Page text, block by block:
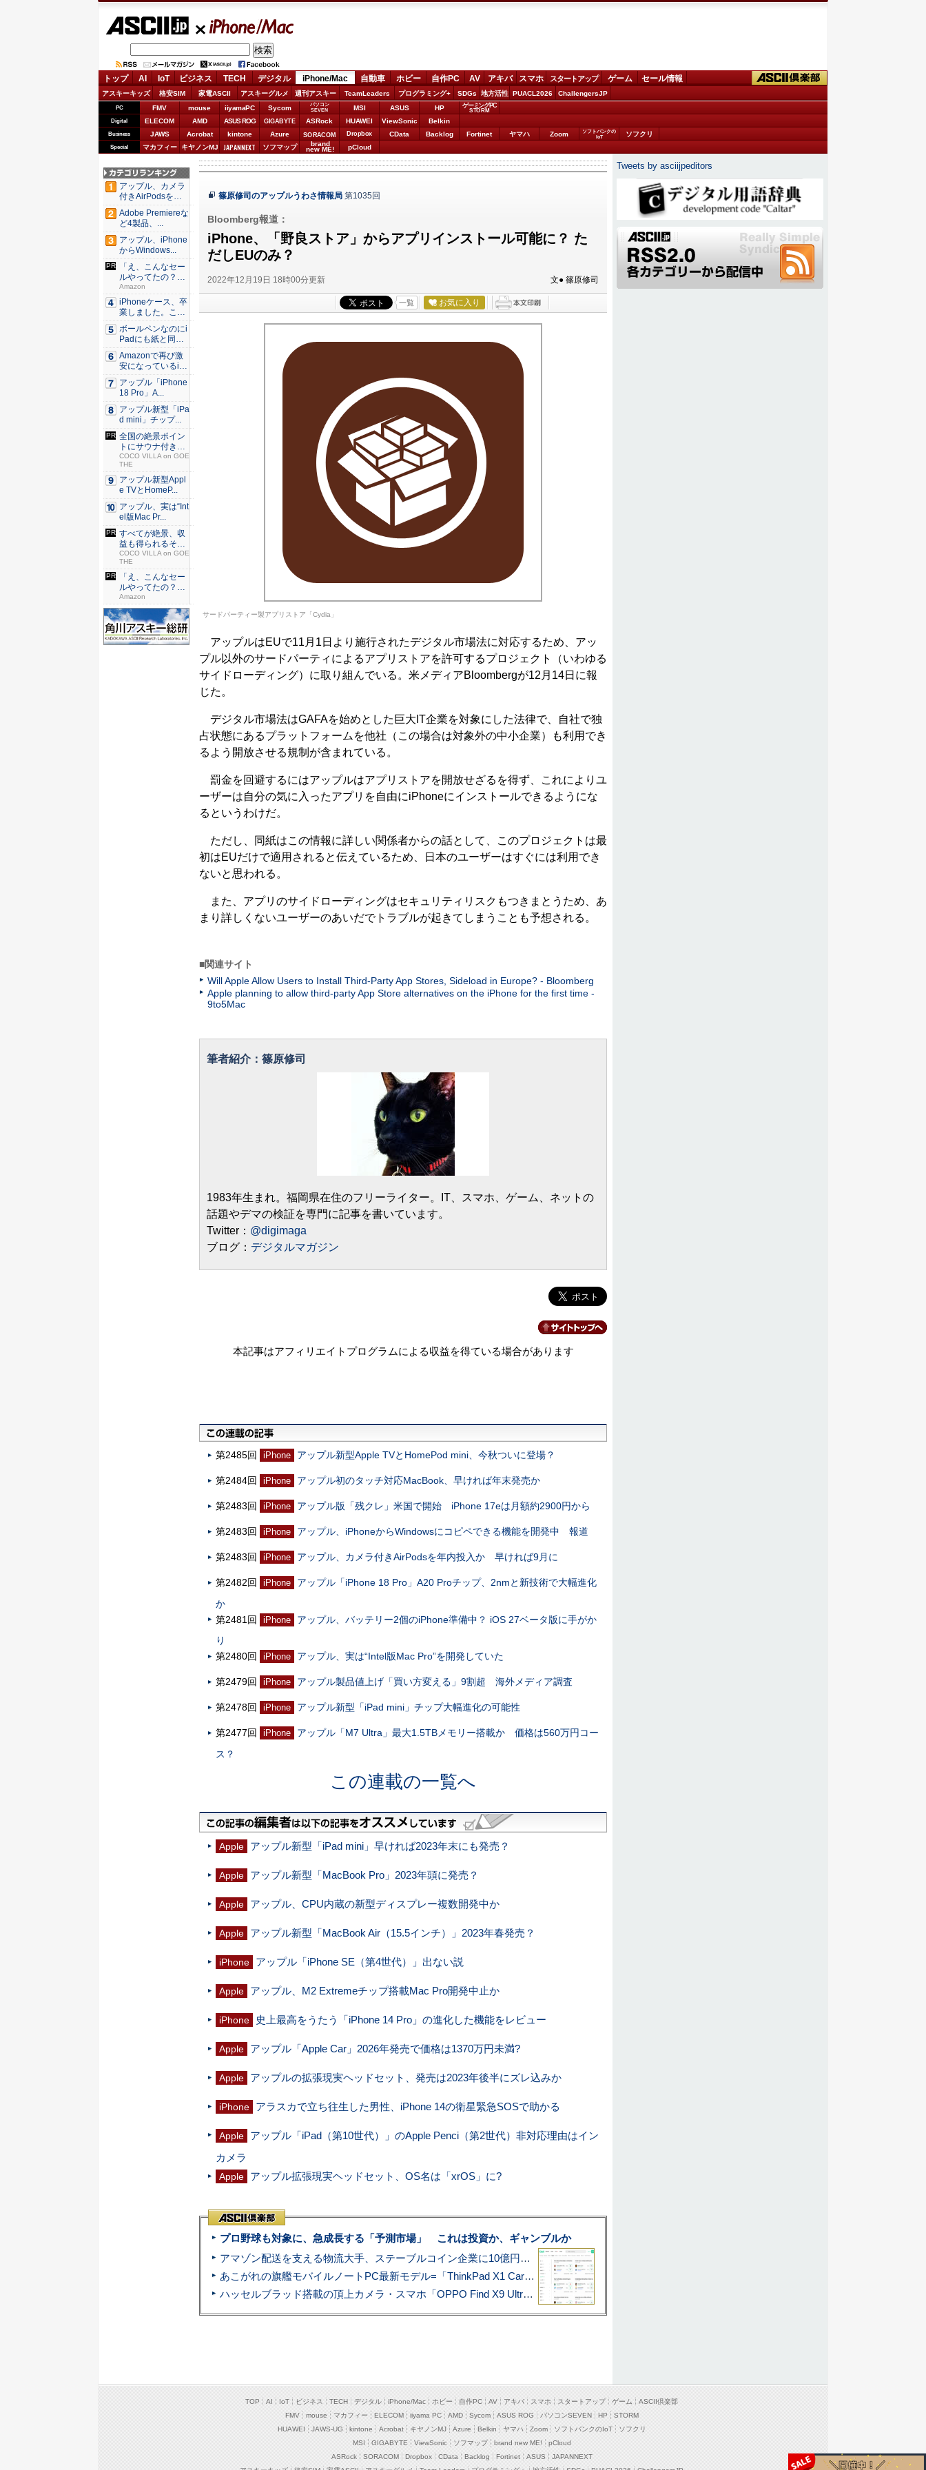
iPhone/Mac
トップ AI IoT ビジネス TECH デジタル iPhone/Mac 自動車 ホビー 自作PC AV アキバ スマホ スタートアップ ゲーム セール情報
アスキーキッズ 格安SIM 家電ASCII アスキーグルメ 週刊アスキー TeamLeaders プログラミング+ SDGs 地方活性 PUACL2026 ChallengersJP
PC FMV mouse iiyamaPC Sycom
パソコン
SEVEN
MSI ASUS HP ゲーミングPC
STORM
Digital ELECOM AMD ASUS ROG GIGABYTE ASRock HUAWEI ViewSonic Belkin
Business JAWS Acrobat kintone Azure SORACOM Dropbox CData Backlog Fortinet ヤマハ Zoom
ソフトバンクの
IoT
ソフクリ
Special マカフィー キヤノンMJ JAPANNEXT ソフマップ brand
new ME! pCloud
篠原修司のアップルうわさ情報局 第1035回
Bloomberg報道：
iPhone、「野良ストア」からアプリインストール可能に？ た
だしEUのみ？
2022年12月19日 18時00分更新 文● 篠原修司
一覧 お気に入り
サードパーティー製アプリストア「Cydia」
アップルはEUで11月1日より施行されたデジタル市場法に対応するため、アッ
プル以外のサードパーティによるアプリストアを許可するプロジェクト（いわゆる
サイドローディング）に取り組んでいる。米メディアBloombergが12月14日に報
じた。
デジタル市場法はGAFAを始めとした巨大IT企業を対象にした法律で、自社で独
占状態にあるプラットフォームを他社（この場合は対象外の中小企業）も利用でき
るよう開放させる規制が含まれている。
罰金を回避するにはアップルはアプリストアを開放せざるを得ず、これによりユ
ーザーは自分の気に入ったアプリを自由にiPhoneにインストールできるようにな
るというわけだ。
ただし、同紙はこの情報に詳しい関係者からの話として、このプロジェクトは最
初はEUだけで適用されると伝えているため、日本のユーザーはすぐには利用でき
ないと思われる。
また、アプリのサイドローディングはセキュリティリスクもつきまとうため、あ
まり詳しくないユーザーのあいだでトラブルが起きてしまうことも予想される。
■関連サイト
Will Apple Allow Users to Install Third-Party App Stores, Sideload in Europe? - Bloomberg
Apple planning to allow third-party App Store alternatives on the iPhone for the first time -
9to5Mac
筆者紹介：篠原修司
1983年生まれ。福岡県在住のフリーライター。IT、スマホ、ゲーム、ネットの
話題やデマの検証を専門に記事を書いています。
Twitter： @digimaga
ブログ： デジタルマガジン
本記事はアフィリエイトプログラムによる収益を得ている場合があります
第2485回 iPhone アップル新型Apple TVとHomePod mini、今秋ついに登場？
第2484回 iPhone アップル初のタッチ対応MacBook、早ければ年末発売か
第2483回 iPhone アップル版「残クレ」米国で開始 iPhone 17eは月額約2900円から
第2483回 iPhone アップル、iPhoneからWindowsにコピペできる機能を開発中 報道
第2483回 iPhone アップル、カメラ付きAirPodsを年内投入か 早ければ9月に
第2482回 iPhone
アップル「iPhone 18 Pro」A20 Proチップ、2nmと新技術で大幅進化
か
第2481回
iPhone
アップル、バッテリー2個のiPhone準備中？ iOS 27ベータ版に手がか
り
第2480回
iPhone アップル、実は“Intel版Mac Pro”を開発していた
第2479回 iPhone アップル製品値上げ「買い方変える」9割超 海外メディア調査
第2478回 iPhone アップル新型「iPad mini」チップ大幅進化の可能性
第2477回 iPhone
アップル「M7 Ultra」最大1.5TBメモリー搭載か 価格は560万円コー
ス？
この連載の一覧へ
Apple アップル新型「iPad mini」早ければ2023年末にも発売？
Apple アップル新型「MacBook Pro」2023年頭に発売？
Apple アップル、CPU内蔵の新型ディスプレー複数開発中か
Apple アップル新型「MacBook Air（15.5インチ）」2023年春発売？
iPhone アップル「iPhone SE（第4世代）」出ない説
Apple アップル、M2 Extremeチップ搭載Mac Pro開発中止か
iPhone 史上最高をうたう「iPhone 14 Pro」の進化した機能をレビュー
Apple アップル「Apple Car」2026年発売で価格は1370万円未満?
Apple アップルの拡張現実ヘッドセット、発売は2023年後半にズレ込みか
iPhone アラスカで立ち往生した男性、iPhone 14の衛星緊急SOSで助かる
Apple
アップル「iPad（第10世代）」のApple Penci（第2世代）非対応理由はイン
カメラ
Apple アップル拡張現実ヘッドセット、OS名は「xrOS」に?
プロ野球も対象に、急成長する「予測市場」 これは投資か、ギャンブルか
アマゾン配送を支える物流大手、ステーブルコイン企業に10億円投資のワケ
あこがれの旗艦モバイルノートPC最新モデル=「ThinkPad X1 Carbon Gen 14 Aura Edition」実機レビュー
ハッセルブラッド搭載の頂上カメラ・スマホ「OPPO Find X9 Ultra」実写レビュー=プロが本気で徹底撮影しました!!
アップル、カメラ
付きAirPodsを年
内...
Adobe Premiereな
ど4製品、...
アップル、iPhone
からWindows...
「え、こんなセー
ルやってたの？」
80％O...
Amazon
iPhoneケース、卒
業しました。これ
か...
ボールペンなのにi
Padにも紙と同じ
滑ら...
Amazonで再び激
安になっているiP
h...
アップル「iPhone
18 Pro」A...
アップル新型「iPa
d mini」チップ...
全国の絶景ポイン
トにサウナ付きの
シェア別...
COCO VILLA on GOE
THE
アップル新型Appl
e TVとHomeP...
アップル、実は“Int
el版Mac Pr...
すべてが絶景、収
益も得られるその
仕組みと...
COCO VILLA on GOE
THE
「え、こんなセー
ルやってたの？」
80％O...
Amazon
Tweets by asciijpeditors
TOP AI IoT ビジネス TECH デジタル iPhone/Mac ホビー 自作PC AV アキバ スマホ スタートアップ ゲーム
ASCII倶楽部
FMV
mouse マカフィー ELECOM iiyama PC AMD Sycom ASUS ROG パソコンSEVEN HP
STORM
HUAWEI
JAWS-UG kintone Acrobat キヤノンMJ Azure Belkin ヤマハ Zoom ソフトバンクのIoT
ソフクリ
MSI
GIGABYTE ViewSonic ソフマップ brand new ME!
pCloud
ASRock
SORACOM Dropbox CData Backlog Fortinet ASUS
JAPANNEXT